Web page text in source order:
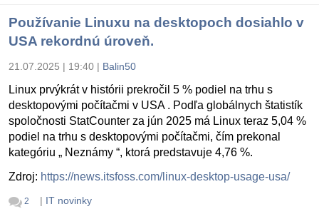
Používanie Linuxu na desktopoch dosiahlo v
USA rekordnú úroveň.
21.07.2025 | 19:40 | Balin50
Linux prvýkrát v histórii prekročil 5 % podiel na trhu s
desktopovými počítačmi v USA . Podľa globálnych štatistík
spoločnosti StatCounter za jún 2025 má Linux teraz 5,04 %
podiel na trhu s desktopovými počítačmi, čím prekonal
kategóriu „ Neznámy “, ktorá predstavuje 4,76 %.
Zdroj: https://news.itsfoss.com/linux-desktop-usage-usa/
2 | IT novinky